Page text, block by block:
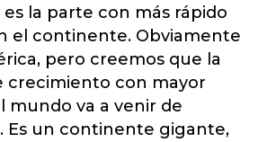
la parte con más rápido
el continente. Obviamente
pero creemos que la
crecimiento con mayor
mundo va a venir de
Es un continente gigante,